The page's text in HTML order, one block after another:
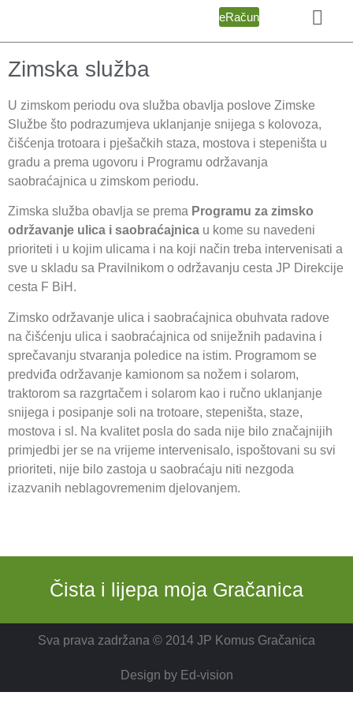
eRačun
Zimska služba
U zimskom periodu ova služba obavlja poslove Zimske
Službe što podrazumjeva uklanjanje snijega s kolovoza,
čišćenja trotoara i pješačkih staza, mostova i stepeništa u
gradu a prema ugovoru i Programu održavanja
saobraćajnica u zimskom periodu.
Zimska služba obavlja se prema Programu za zimsko
održavanje ulica i saobraćajnica u kome su navedeni
prioriteti i u kojim ulicama i na koji način treba intervenisati a
sve u skladu sa Pravilnikom o održavanju cesta JP Direkcije
cesta F BiH.
Zimsko održavanje ulica i saobraćajnica obuhvata radove
na čišćenju ulica i saobraćajnica od sniježnih padavina i
sprečavanju stvaranja poledice na istim. Programom se
predviđa održavanje kamionom sa nožem i solarom,
traktorom sa razgrtačem i solarom kao i ručno uklanjanje
snijega i posipanje soli na trotoare, stepeništa, staze,
mostova i sl. Na kvalitet posla do sada nije bilo značajnijih
primjedbi jer se na vrijeme intervenisalo, ispoštovani su svi
prioriteti, nije bilo zastoja u saobraćaju niti nezgoda
izazvanih neblagovremenim djelovanjem.
Čista i lijepa moja Gračanica
Sva prava zadržana © 2014 JP Komus Gračanica
Design by Ed-vision